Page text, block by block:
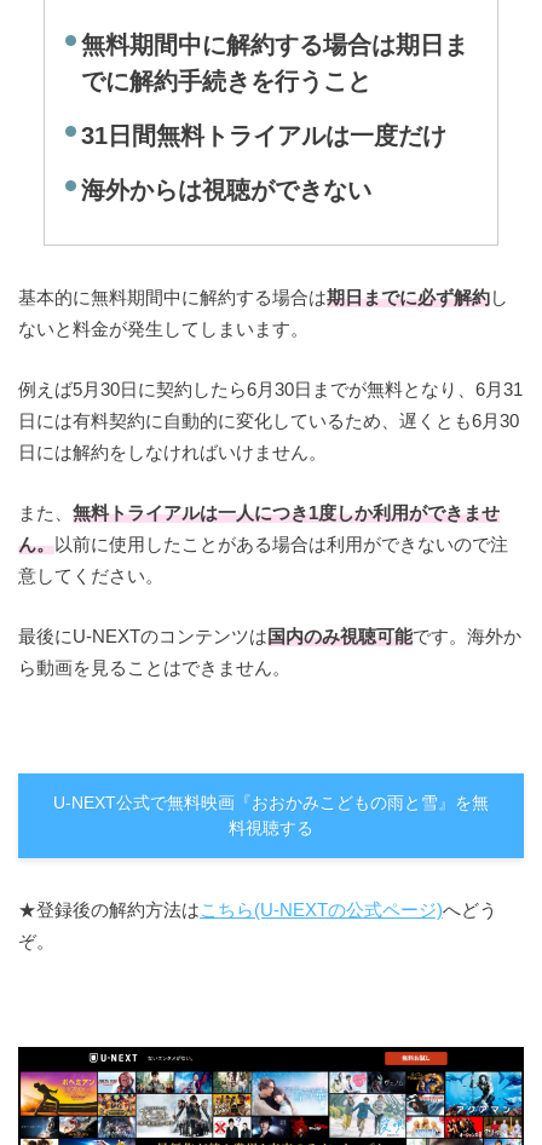
４Kの高画質にも対応
無料期間中に解約する場合は期日ま
でに解約手続きを行うこと
31日間無料トライアルは一度だけ
海外からは視聴ができない
基本的に無料期間中に解約する場合は期日までに必ず解約し
ないと料金が発生してしまいます。
例えば5月30日に契約したら6月30日までが無料となり、6月31
日には有料契約に自動的に変化しているため、遅くとも6月30
日には解約をしなければいけません。
また、 無料トライアルは一人につき1度しか利用ができませ
ん。以前に使用したことがある場合は利用ができないので注
意してください。
最後にU-NEXTのコンテンツは国内のみ視聴可能です。海外か
ら動画を見ることはできません。
U-NEXT公式で無料映画『おおかみこどもの雨と雪』を無
料視聴する
★登録後の解約方法はこちら(U-NEXTの公式ページ)へどう
ぞ。